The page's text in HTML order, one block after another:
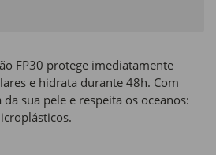
FP30 protege imediatamente
e hidrata durante 48h. Com
sua pele e respeita os oceanos: